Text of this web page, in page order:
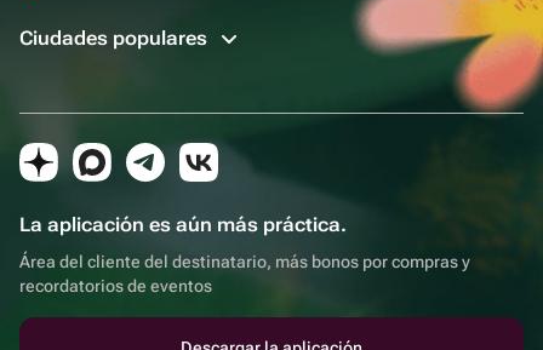
Ciudades populares
La aplicación es aún más práctica.
Área del cliente del destinatario, más bonos por compras y
recordatorios de eventos